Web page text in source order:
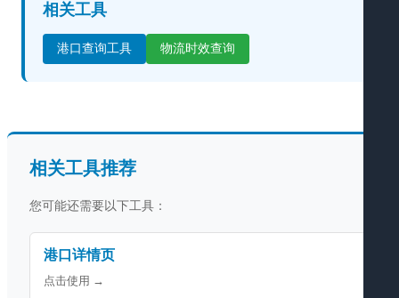
相关工具
港口查询工具 物流时效查询
相关工具推荐
您可能还需要以下工具：
港口详情页
点击使用 →